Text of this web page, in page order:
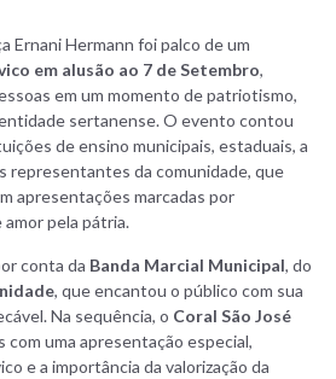
Ernani Hermann foi palco de um
em alusão ao 7 de Setembro,
em um momento de patriotismo,
sertanense. O evento contou
de ensino municipais, estaduais, a
representantes da comunidade, que
apresentações marcadas por
pela pátria.
conta da Banda Marcial Municipal, do
, que encantou o público com sua
Na sequência, o Coral São José
uma apresentação especial,
e a importância da valorização da